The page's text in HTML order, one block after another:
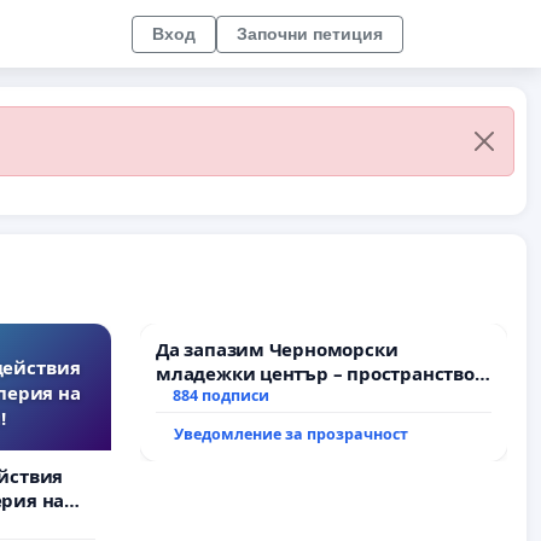
Вход Започни петиция
на
на
Да запазим Черноморски
младежки център – пространство
за младите на Варна
884 подписи
Уведомление за прозрачност